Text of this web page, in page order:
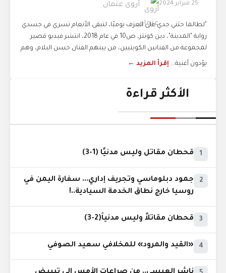
25 فبراير 2024 أروى عثمان
"لطالما حثني جدي على العزف يوميًا، لتبقى الأنغام تسري في جسدي
رواية "المدينة"، دين كونتز، ص10 في عام 2018، انتشر فيديو قصير
لمجموعة من الفنانين الكويتيين، من بينهم الفنان حسن البلام، وهم
يؤدون أغنية... إقرأ المزيد ←
الأكثر قراءة
1 قحطان مقاتل وليس مدنيًا (1-3)
2
جمود دبلوماسي وتجريف إداري... سفارة اليمن في
روسيا خارج نطاق الخدمة السيادية..!
3 قحطان مقاتلاً وليس مدنياً(2-3)
4 «القيد والمرود» للمخلافي سعيد الصوفي